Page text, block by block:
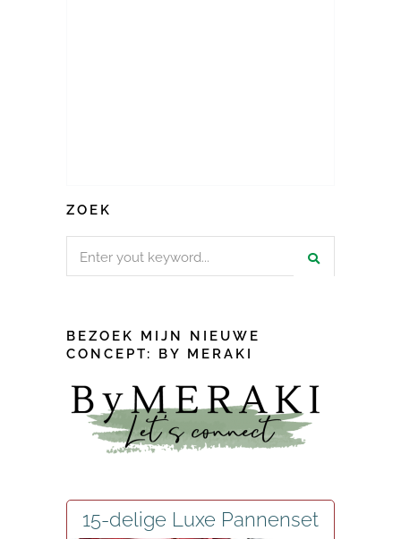
ZOEK
BEZOEK MIJN NIEUWE
CONCEPT: BY MERAKI
15-delige Luxe Pannenset